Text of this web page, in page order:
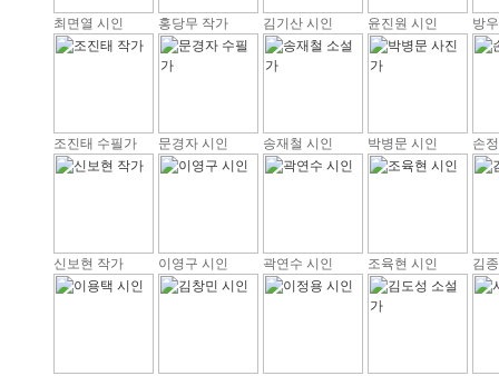
최면열 시인 홍당무 작가 김기산 시인 윤진원 시인 방
조진태 수필가 문경자 시인 송재철 시인 박병문 시인 손
신보현 작가 이영구 시인 곽연수 시인 조육현 시인 김